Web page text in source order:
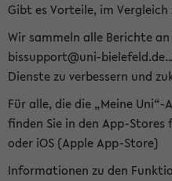
Gibt es Vorteile, im
Wir sammeln alle Berichte
bissupport@uni-
Dienste zu verbessern und
Für alle, die die „Meine
finden Sie in den App-Stores
oder iOS (Apple App-Store)
Informationen zu den